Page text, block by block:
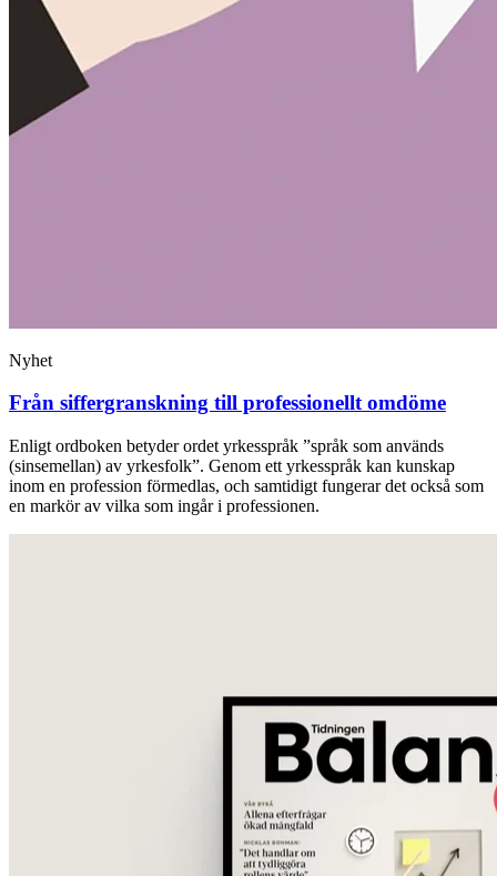
Nyhet
Från siffergranskning till professionellt omdöme
Enligt ordboken betyder ordet ­yrkesspråk ”språk som används
(sinsemellan) av ­yrkesfolk”. Genom ett yrkesspråk kan kunskap
inom en profession förmedlas, och samtidigt fungerar det också som
en markör av vilka som ingår i professionen.